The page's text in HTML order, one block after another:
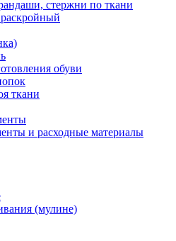
стержни по ткани
обуви
ткани
и расходные материалы
(мулине)